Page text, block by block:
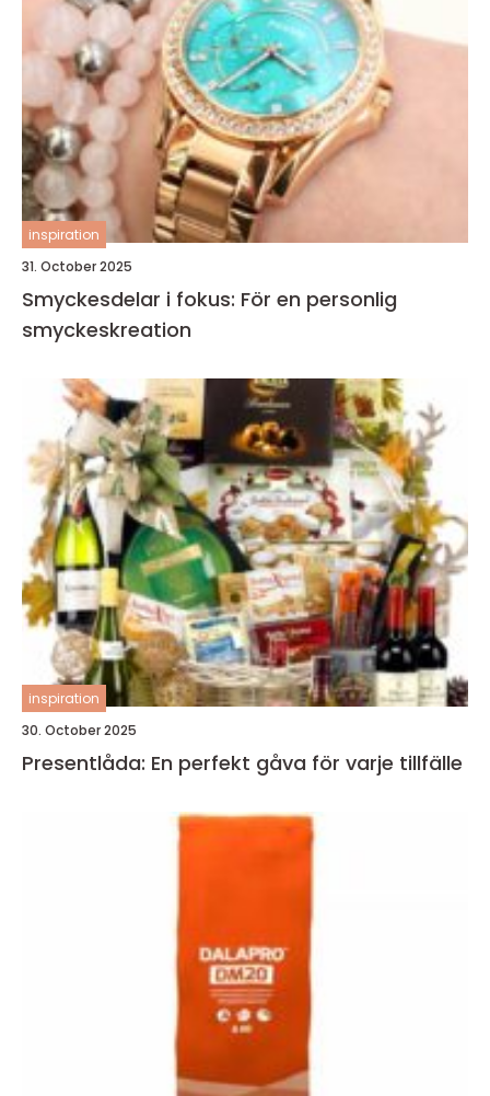
inspiration
31. October 2025
Smyckesdelar i fokus: För en personlig
smyckeskreation
inspiration
30. October 2025
Presentlåda: En perfekt gåva för varje tillfälle